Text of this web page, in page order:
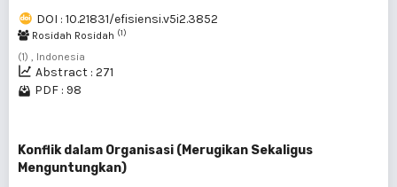
DOI : 10.21831/efisiensi.v5i2.3852
Rosidah Rosidah (1)
(1) , Indonesia
Abstract : 271
PDF : 98
Konflik dalam Organisasi (Merugikan Sekaligus
Menguntungkan)